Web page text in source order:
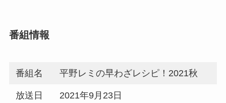
番組情報
番組名 平野レミの早わざレシピ！2021秋
放送日 2021年9月23日